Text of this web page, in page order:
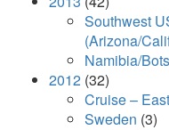
Southwest
(Arizona/
Namibia/
2012 (32)
Cruise –
Sweden (3)